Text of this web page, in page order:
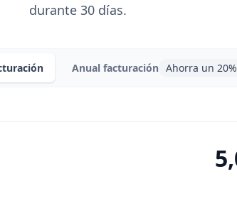
durante 30 días.
Anualfacturación Ahorra un 20%